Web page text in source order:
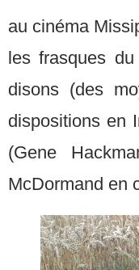
au cinéma
les frasques du
disons (des
dispositions en
(Gene
McDormand en